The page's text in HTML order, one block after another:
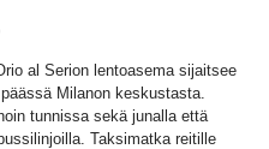
al Serion lentoasema sijaitsee
Milanon keskustasta.
tunnissa sekä junalla että
Taksimatka reitille